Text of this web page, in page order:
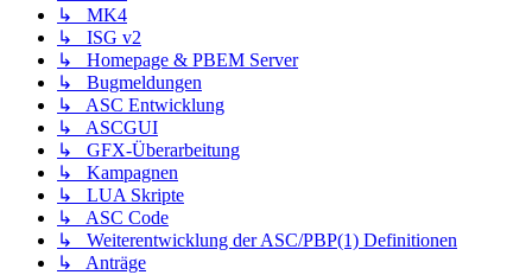
↳ MK4
↳ ISG v2
↳ Homepage & PBEM Server
↳ Bugmeldungen
↳ ASC Entwicklung
↳ ASCGUI
↳ GFX-Überarbeitung
↳ Kampagnen
↳ LUA Skripte
↳ ASC Code
↳ Weiterentwicklung der ASC/PBP(1) Definitionen
↳ Anträge